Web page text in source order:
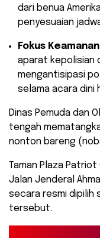
dari benua
penyesuaian
Fokus
aparat kepolisian
mengantisipasi
selama acara dini
​Dinas Pemuda dan
tengah
nonton bareng
Taman Plaza
Jalan Jenderal
secara resmi dipilih
tersebut.